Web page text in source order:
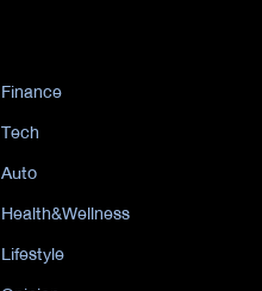
Finance
Tech
Auto
Health&Wellness
Lifestyle